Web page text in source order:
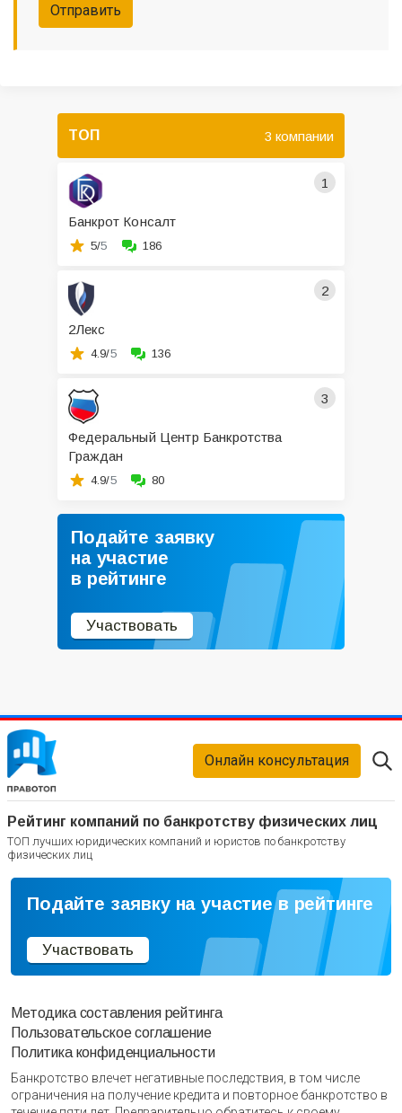
Отправить
ТОП 3 компании
1
Банкрот Консалт
5/5 186
2
2Лекс
4.9/5 136
3
Федеральный Центр Банкротства
Граждан
4.9/5 80
Подайте заявку
на участие
в рейтинге
Участвовать
Рейтинг компаний по банкротству физических лиц
ТОП лучших юридических компаний и юристов по банкротству
физических лиц
Онлайн консультация
Подайте заявку на участие в рейтинге
Участвовать
Методика составления рейтинга
Пользовательское соглашение
Политика конфиденциальности
Банкротство влечет негативные последствия, в том числе
ограничения на получение кредита и повторное банкротство в